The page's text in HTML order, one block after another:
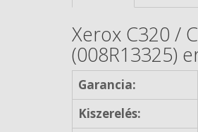
Xerox C320 /
(008R13325)
Garancia:
Kiszerelés: